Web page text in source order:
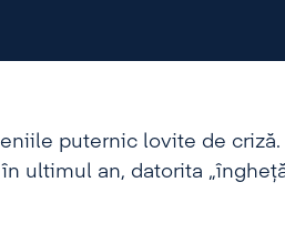
puternic lovite de
ultimul an, datorita